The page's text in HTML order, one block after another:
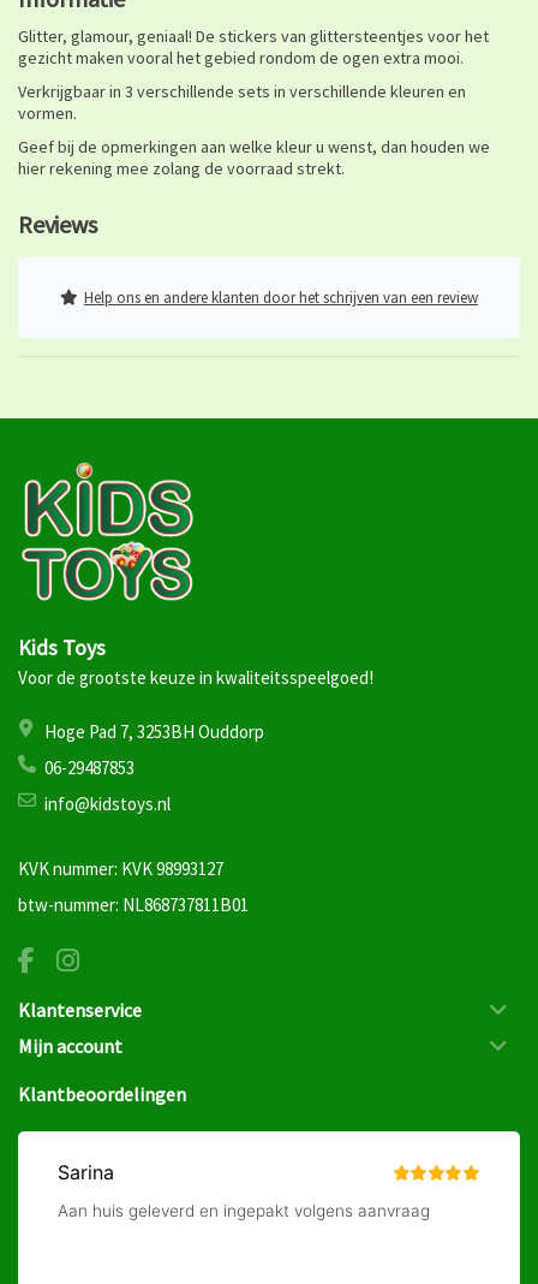
Glitter, glamour, geniaal! De stickers van glittersteentjes voor het
gezicht maken vooral het gebied rondom de ogen extra mooi.
Verkrijgbaar in 3 verschillende sets in verschillende kleuren en
vormen.
Geef bij de opmerkingen aan welke kleur u wenst, dan houden we
hier rekening mee zolang de voorraad strekt.
Reviews
Help ons en andere klanten door het schrijven van een review
Kids Toys
Voor de grootste keuze in kwaliteitsspeelgoed!
Hoge Pad 7, 3253BH Ouddorp
06-29487853
info@kidstoys.nl
KVK nummer: KVK 98993127
btw-nummer: NL868737811B01
Klantenservice
Mijn account
Klantbeoordelingen